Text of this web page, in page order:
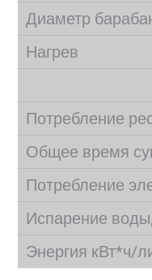
Диаметр
Нагрев
Потребление
Общее время
Потребление
Испарение
Энергия кВт*ч/